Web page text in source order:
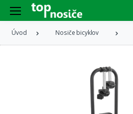
Úvod Nosiče bicyklov